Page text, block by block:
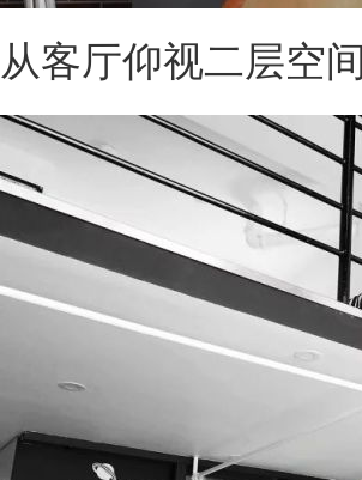
从客厅仰视二层空间